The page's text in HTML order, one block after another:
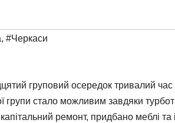
, #Черкаси
груповий осередок тривалий
стало можливим завдяки
ремонт, придбано меблі та